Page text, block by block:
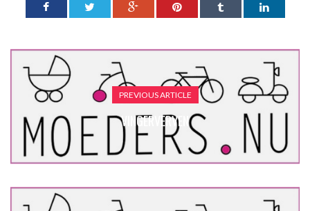
PREVIOUS ARTICLE
VINGERVERVEN